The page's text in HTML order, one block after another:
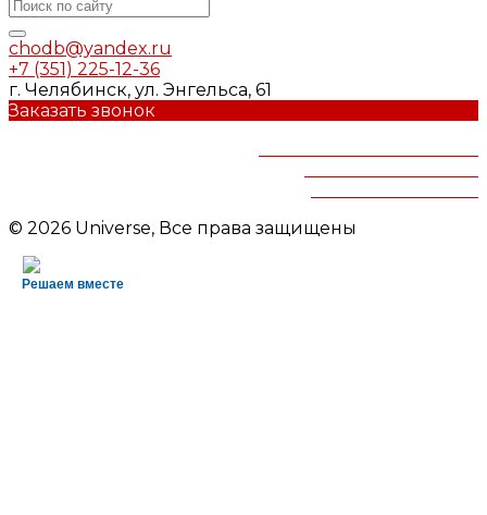
chodb@yandex.ru
+7 (351) 225-12-36
г. Челябинск, ул. Энгельса, 61
Заказать звонок
© 2026 Universe, Все права защищены
Решаем вместе